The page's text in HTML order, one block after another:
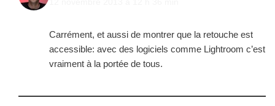
Carrément, et aussi de montrer que la retouche est
accessible: avec des logiciels comme Lightroom c’est
vraiment à la portée de tous.